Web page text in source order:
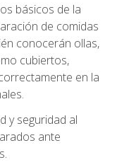
básicos de la
de comidas
conocerán ollas,
cubiertos,
en la
y seguridad al
ante